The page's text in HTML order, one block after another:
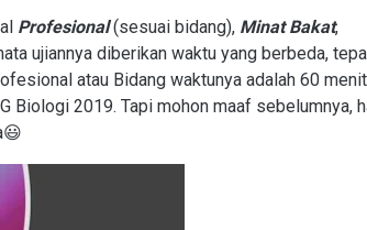
Profesional(sesuai bidang), Minat Bakat,
ujiannya diberikan waktu yang berbeda,
atau Bidang waktunya adalah 60
Biologi 2019. Tapi mohon maaf sebelumnya,